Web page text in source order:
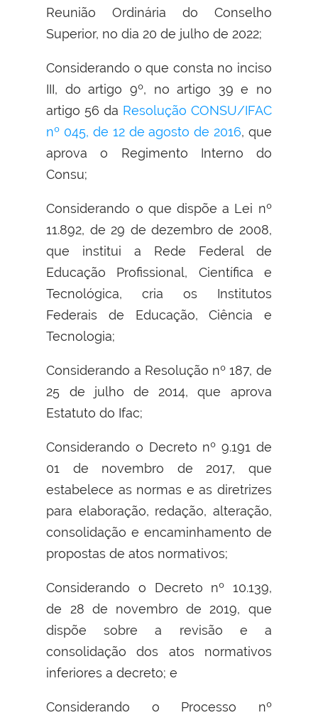
Reunião Ordinária do Conselho
Superior, no dia 20 de julho de 2022;
Considerando o que consta no inciso
III, do artigo 9º, no artigo 39 e no
artigo 56 da Resolução CONSU/IFAC
nº 045, de 12 de agosto de 2016, que
aprova o Regimento Interno do
Consu;
Considerando o que dispõe a Lei nº
11.892, de 29 de dezembro de 2008,
que institui a Rede Federal de
Educação Profissional, Científica e
Tecnológica, cria os Institutos
Federais de Educação, Ciência e
Tecnologia;
Considerando a Resolução nº 187, de
25 de julho de 2014, que aprova
Estatuto do Ifac;
Considerando o Decreto nº 9.191 de
01 de novembro de 2017, que
estabelece as normas e as diretrizes
para elaboração, redação, alteração,
consolidação e encaminhamento de
propostas de atos normativos;
Considerando o Decreto nº 10.139,
de 28 de novembro de 2019, que
dispõe sobre a revisão e a
consolidação dos atos normativos
inferiores a decreto; e
Considerando o Processo nº